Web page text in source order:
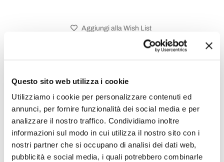
Questo sito web utilizza i cookie
Utilizziamo i cookie per personalizzare contenuti ed
annunci, per fornire funzionalità dei social media e per
analizzare il nostro traffico. Condividiamo inoltre
informazioni sul modo in cui utilizza il nostro sito con i
nostri partner che si occupano di analisi dei dati web,
pubblicità e social media, i quali potrebbero combinarle
Aggiungi alla Wish List
Invia la tua opinione su questo prodotto Stampa